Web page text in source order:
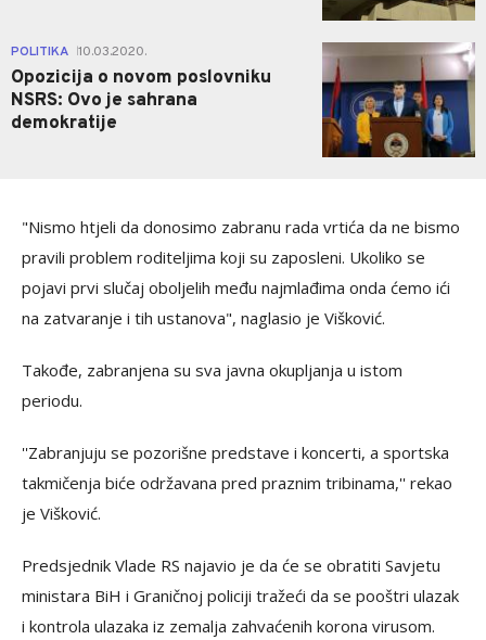
POLITIKA 10.03.2020.
Opozicija o novom poslovniku
NSRS: Ovo je sahrana
demokratije
0
"Nismo htjeli da donosimo zabranu rada vrtića da ne bismo
pravili problem roditeljima koji su zaposleni. Ukoliko se
pojavi prvi slučaj oboljelih među najmlađima onda ćemo ići
na zatvaranje i tih ustanova", naglasio je Višković.
Takođe, zabranjena su sva javna okupljanja u istom
periodu.
''Zabranjuju se pozorišne predstave i koncerti, a sportska
takmičenja biće održavana pred praznim tribinama,'' rekao
je Višković.
Predsjednik Vlade RS najavio je da će se obratiti Savjetu
ministara BiH i Graničnoj policiji tražeći da se pooštri ulazak
i kontrola ulazaka iz zemalja zahvaćenih korona virusom.